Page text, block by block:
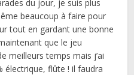
du jour, je suis plus
beaucoup à faire pour
tout en gardant une bonne
que le jeu
meilleurs temps mais j’ai
électrique, flûte ! il faudra